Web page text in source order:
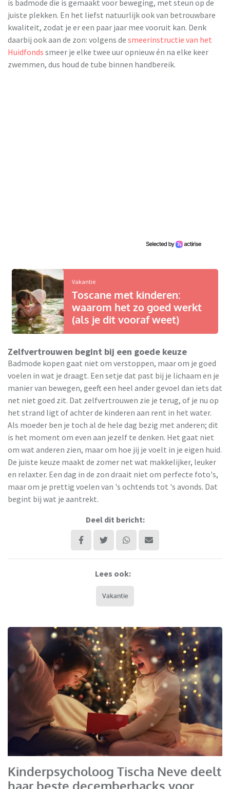
is badmode die is gemaakt voor beweging, met steun op de
juiste plekken. En het liefst natuurlijk ook van betrouwbare
kwaliteit, zodat je er een paar jaar mee vooruit kan. Denk
daarbij ook aan de zon: volgens de smeerinstructie van het
Huidfonds smeer je elke twee uur opnieuw én na elke keer
zwemmen, dus houd de tube binnen handbereik.
Vakantie
Toscane met kinderen:
waarom het zo goed werkt
(als je dit vooraf weet)
Zelfvertrouwen begint bij een goede keuze
Badmode kopen gaat niet om verstoppen, maar om je goed
voelen in wat je draagt. Een setje dat past bij je lichaam en je
manier van bewegen, geeft een heel ander gevoel dan iets dat
net niet goed zit. Dat zelfvertrouwen zie je terug, of je nu op
het strand ligt of achter de kinderen aan rent in het water.
Als moeder ben je toch al de hele dag bezig met anderen; dit
is het moment om even aan jezelf te denken. Het gaat niet
om wat anderen zien, maar om hoe jij je voelt in je eigen huid.
De juiste keuze maakt de zomer net wat makkelijker, leuker
en relaxter. Een dag in de zon draait niet om perfecte foto's,
maar om je prettig voelen van 's ochtends tot 's avonds. Dat
begint bij wat je aantrekt.
Deel dit bericht:
Lees ook:
Vakantie
Kinderpsycholoog Tischa Neve deelt
haar beste decemberhacks voor